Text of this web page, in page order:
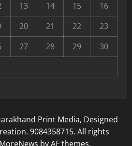
13 14 15
16
20 21 22
23
27 28 29
30
Print Media, Designed
9084358715. All rights
MoreNews by AF themes.